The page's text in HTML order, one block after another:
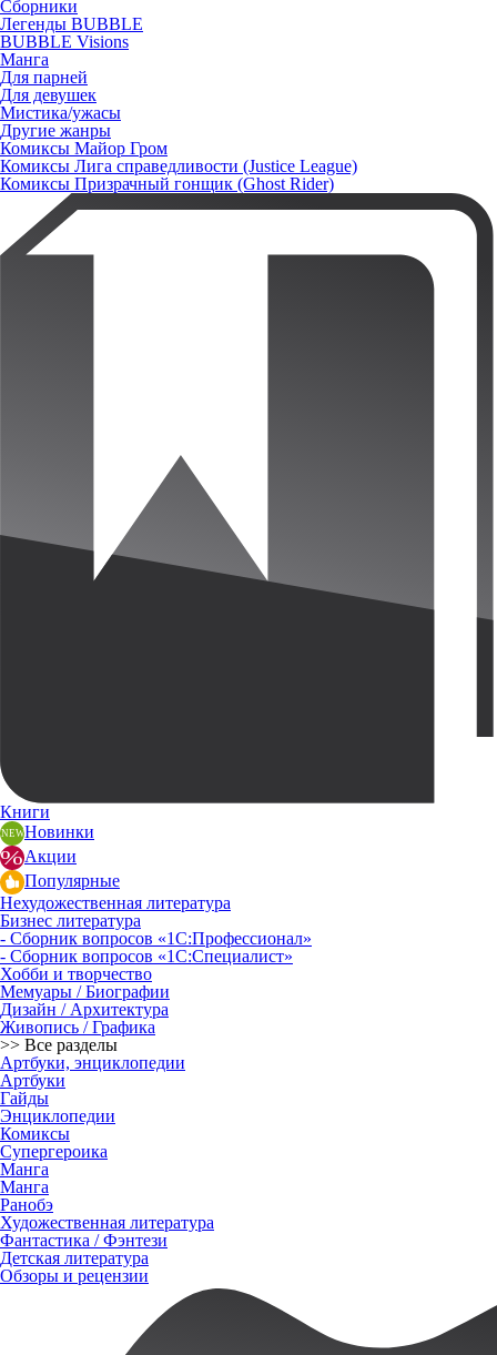
Сборники
Легенды BUBBLE
BUBBLE Visions
Манга
Для парней
Для девушек
Мистика/ужасы
Другие жанры
Комиксы Майор Гром
Комиксы Лига справедливости (Justice League)
Комиксы Призрачный гонщик (Ghost Rider)
Книги
Новинки
Акции
Популярные
Нехудожественная литература
Бизнес литература
- Сборник вопросов «1С:Профессионал»
- Сборник вопросов «1С:Специалист»
Хобби и творчество
Мемуары / Биографии
Дизайн / Архитектура
Живопись / Графика
>> Все разделы
Артбуки, энциклопедии
Артбуки
Гайды
Энциклопедии
Комиксы
Супергероика
Манга
Манга
Ранобэ
Художественная литература
Фантастика / Фэнтези
Детская литература
Обзоры и рецензии